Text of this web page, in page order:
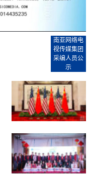
南亚网络电
视传媒集团
采编人员公
示